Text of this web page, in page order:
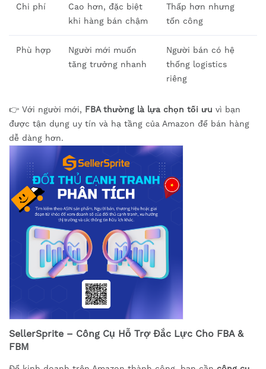
Chi phí
Cao hơn, đặc biệt
khi hàng bán chậm
Thấp hơn nhưng
tốn công
Phù hợp
Người mới muốn
tăng trưởng nhanh
Người bán có hệ
thống logistics
riêng
👉 Với người mới, FBA thường là lựa chọn tối ưu vì bạn
được tận dụng uy tín và hạ tầng của Amazon để bán hàng
dễ dàng hơn.
SellerSprite – Công Cụ Hỗ Trợ Đắc Lực Cho FBA &
FBM